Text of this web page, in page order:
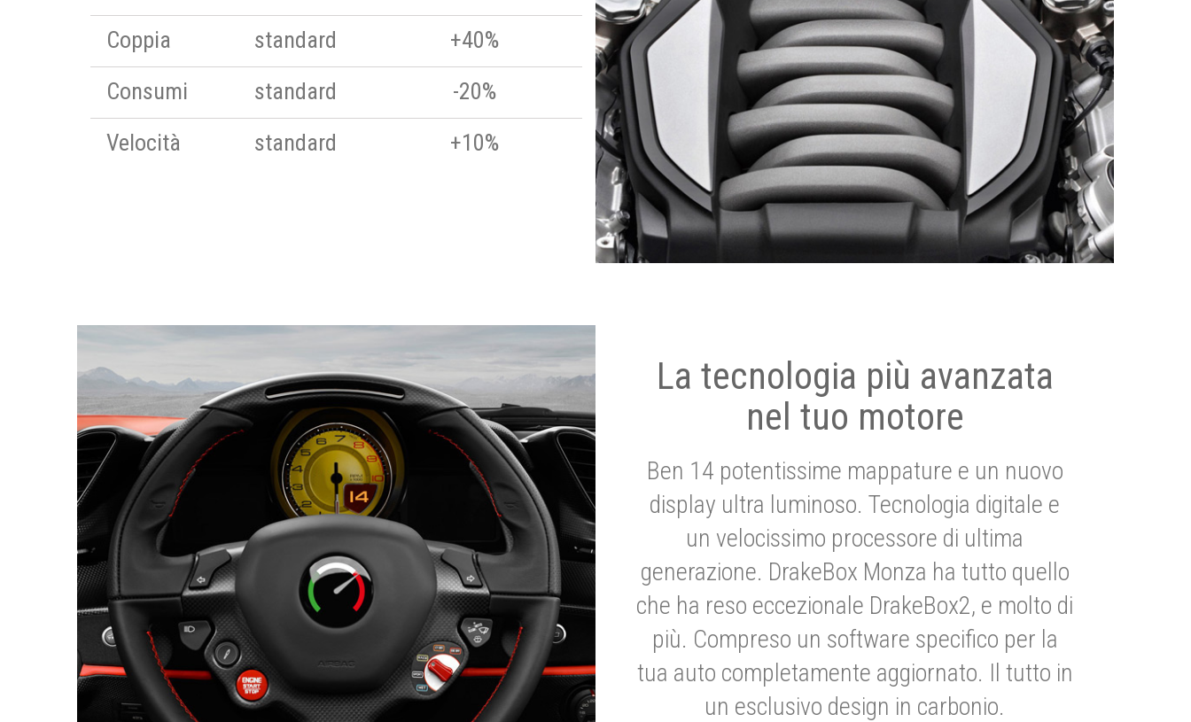
Coppia
standard
+40%
Consumi
standard
-20%
Velocità
standard +10%
La tecnologia più avanzata
nel tuo motore
Ben 14 potentissime mappature e un nuovo
display ultra luminoso. Tecnologia digitale e
un velocissimo processore di ultima
generazione. DrakeBox Monza ha tutto quello
che ha reso eccezionale DrakeBox2, e molto di
più. Compreso un software specifico per la
tua auto completamente aggiornato. Il tutto in
un esclusivo design in carbonio.